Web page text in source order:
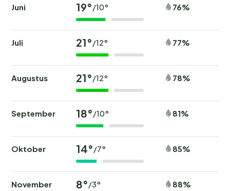
Juni 19°/10° 76%
Juli 21°/12° 77%
Augustus 21°/12° 78%
September 18°/10° 81%
Oktober 14°/7° 85%
November 8°/3° 88%